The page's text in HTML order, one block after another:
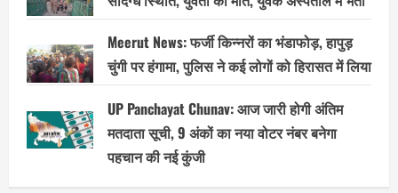
Meerut News: फर्जी किन्नरों का भंडाफोड़, हापुड़
चुंगी पर हंगामा, पुलिस ने कई लोगों को हिरासत में लिया
UP Panchayat Chunav: आज जारी होगी अंतिम
मतदाता सूची, 9 अंकों का नया वोटर नंबर बनेगा
पहचान की नई कुंजी